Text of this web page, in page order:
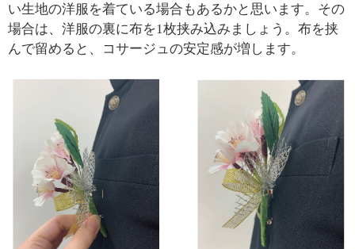
い生地の洋服を着ている場合もあるかと思います。その
場合は、洋服の裏に布を1枚挟み込みましょう。布を挟
んで留めると、コサージュの安定感が増します。